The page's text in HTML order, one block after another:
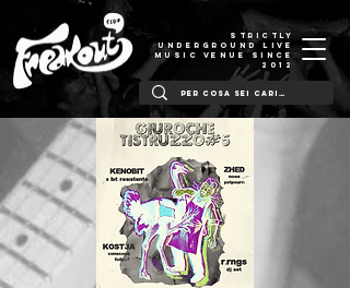
STRICTLY
UNDERGROUND LIVE
MUSIC VENUE SINCE
2012